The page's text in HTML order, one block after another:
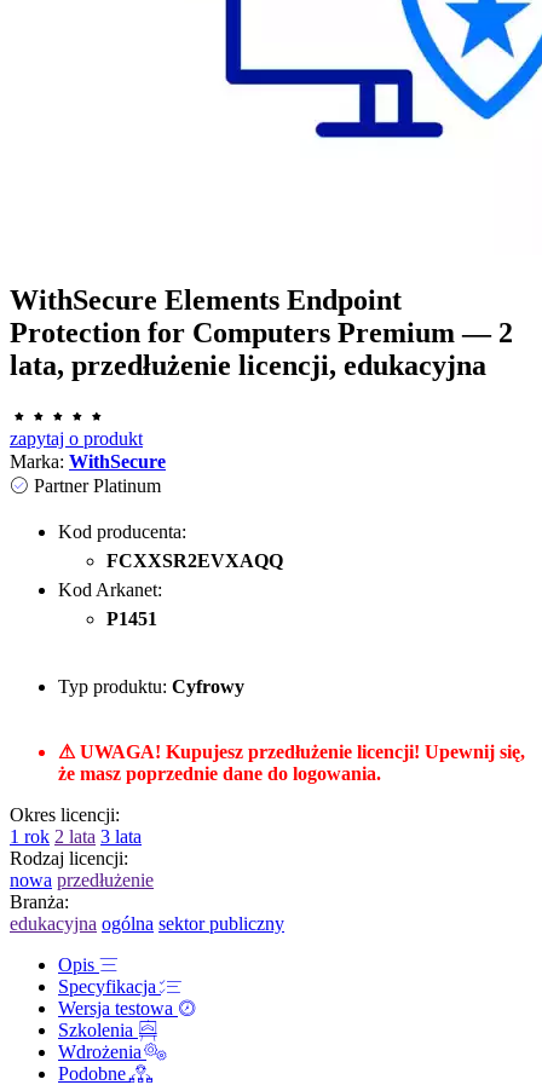
WithSecure Elements Endpoint
Protection for Computers Premium — 2
lata, przedłużenie licencji, edukacyjna
zapytaj o produkt
Marka: WithSecure
Partner Platinum
Kod producenta:
FCXXSR2EVXAQQ
Kod Arkanet:
P1451
Typ produktu: Cyfrowy
⚠ UWAGA! Kupujesz przedłużenie licencji! Upewnij się,
że masz poprzednie dane do logowania.
Okres licencji:
1 rok 2 lata 3 lata
Rodzaj licencji:
nowa przedłużenie
Branża:
edukacyjna ogólna sektor publiczny
Opis
Specyfikacja
Wersja testowa
Szkolenia
Wdrożenia
Podobne